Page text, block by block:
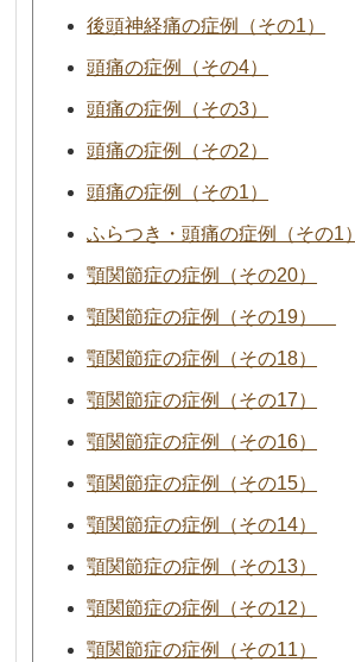
後頭神経痛の症例（その1）
頭痛の症例（その4）
頭痛の症例（その3）
頭痛の症例（その2）
頭痛の症例（その1）
ふらつき・頭痛の症例（その1）
顎関節症の症例（その20）
顎関節症の症例（その19）
顎関節症の症例（その18）
顎関節症の症例（その17）
顎関節症の症例（その16）
顎関節症の症例（その15）
顎関節症の症例（その14）
顎関節症の症例（その13）
顎関節症の症例（その12）
顎関節症の症例（その11）